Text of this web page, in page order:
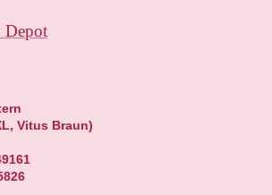
Depot
Vitus Braun)